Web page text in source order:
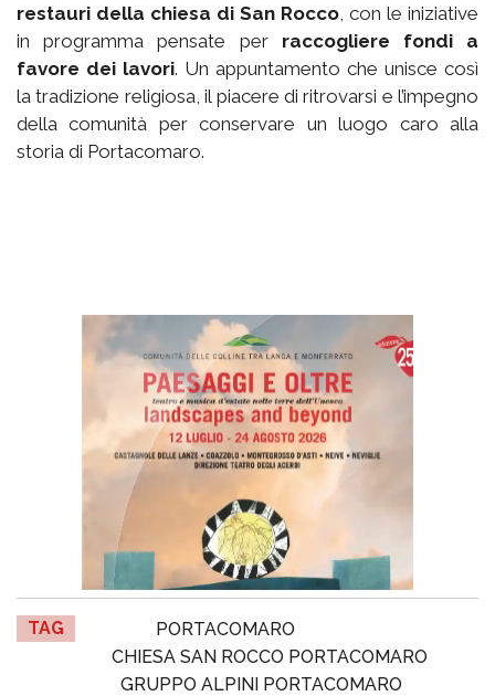
restauri della chiesa di San Rocco , con le iniziative
in programma pensate per raccogliere fondi a
favore dei lavori. Un appuntamento che unisce così
la tradizione religiosa, il piacere di ritrovarsi e l’impegno
della comunità per conservare un luogo caro alla
storia di Portacomaro.
TAG
PORTACOMARO
CHIESA SAN ROCCO PORTACOMARO
GRUPPO ALPINI PORTACOMARO